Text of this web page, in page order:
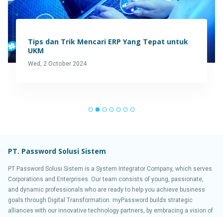
Tips dan Trik Mencari ERP Yang Tepat untuk
UKM
Wed, 2 October 2024
PT. Password Solusi Sistem
PT Password Solusi Sistem is a System Integrator Company, which serves
Corporations and Enterprises. Our team consists of young, passionate,
and dynamic professionals who are ready to help you achieve business
goals through Digital Transformation. myPassword builds strategic
alliances with our innovative technology partners, by embracing a vision of